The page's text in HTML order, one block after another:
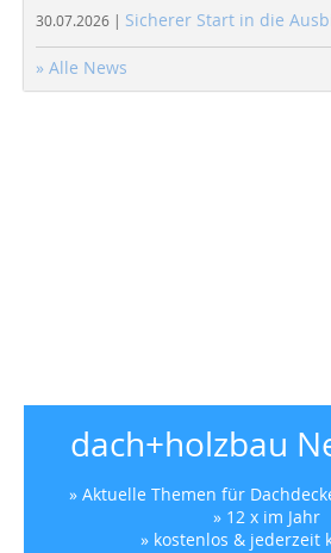
30.07.2026 | Sicherer Start in die
» Alle News
dach+holzbau
» Aktuelle Themen für
» 12 x im Jahr
» kostenlos & jederzeit